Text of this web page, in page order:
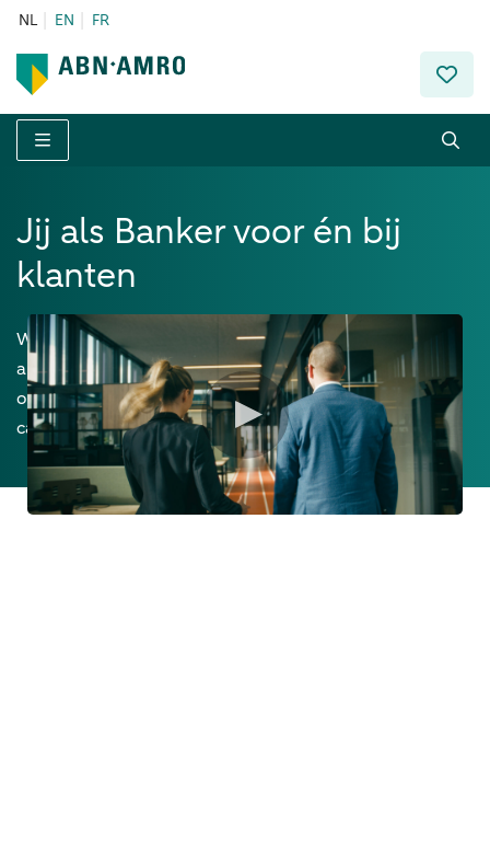
NL EN FR
Menu
Jij als Banker voor én bij
klanten
Waar Het Gebeurt: jij bij jouw klant. Dat is waar jouw
ambitie die van je klant matcht. Zijn of haar
ondernemerspassie vertalen in een idee, een business
case, een dossier, een project, en dat laten landen.